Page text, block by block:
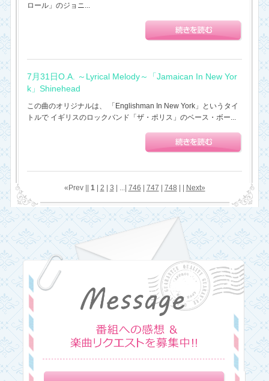
ロール」のジョニ...
7月31日O.A. ～Lyrical Melody～「Jamaican In New Yor
k」Shinehead
この曲のオリジナルは、 「Englishman In New York」というタイ
トルで イギリスのロックバンド「ザ・ポリス」のベース・ボー...
«Prev || 1| 2 3 | ...| 746 747 748 Next»